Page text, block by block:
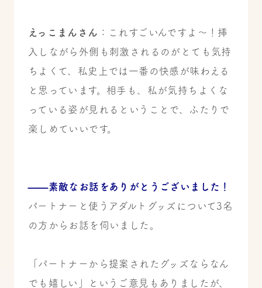
えっこまんさん ：これすごいんですよ～！挿
入しながら外側も刺激されるのがとても気持
ちよくて、私史上では一番の快感が味わえる
と思っています。相手も、私が気持ちよくな
っている姿が見れるということで、ふたりで
楽しめていいです。
——素敵なお話をありがとうございました！
パートナーと使うアダルトグッズについて3名
の方からお話を伺いました。
「パートナーから提案されたグッズならなん
でも嬉しい」というご意見もありましたが、